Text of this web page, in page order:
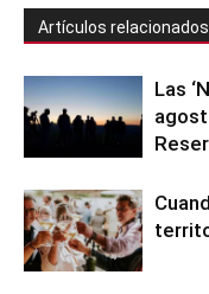
Artículos relacionados
Las